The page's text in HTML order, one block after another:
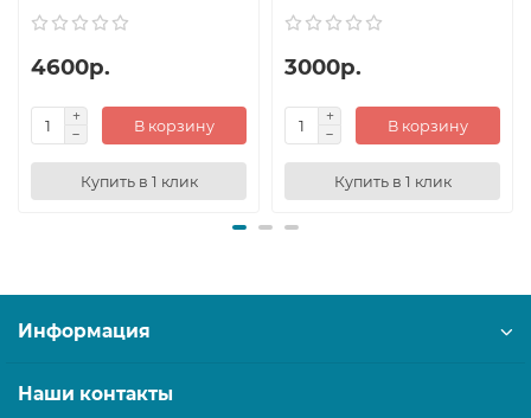
4600р.
В корзину
Купить в 1 клик
3000р.
В корзину
Купить в 1 клик
Информация
Наши контакты